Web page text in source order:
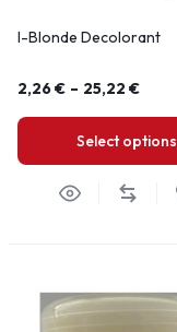
I-Blonde Decolorant
2,26€ – 25,22 €
Select options